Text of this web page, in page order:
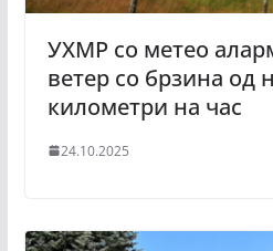
УХМР со метео
ветер со брзина од
километри на час
24.10.2025